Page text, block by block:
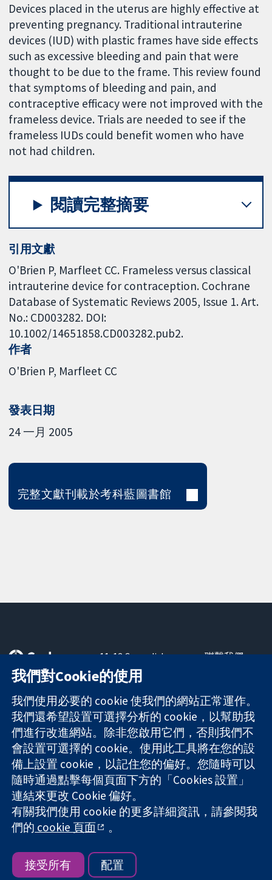
Devices placed in the uterus are highly effective at
preventing pregnancy. Traditional intrauterine
devices (IUD) with plastic frames have side effects
such as excessive bleeding and pain that were
thought to be due to the frame. This review found
that symptoms of bleeding and pain, and
contraceptive efficacy were not improved with the
frameless device. Trials are needed to see if the
frameless IUDs could benefit women who have
not had children.
閱讀完整摘要
引用文獻
O'Brien P, Marfleet CC. Frameless versus classical
intrauterine device for contraception. Cochrane
Database of Systematic Reviews 2005, Issue 1. Art.
No.: CD003282. DOI:
10.1002/14651858.CD003282.pub2.
作者
O'Brien P Marfleet CC
發表日期
24 一月 2005
完整文獻刊載於考科藍圖書館
可信任實證
知情決定
更完善的健康照
護
11-13 Cavendish
Square
London
W1G 0AN
United Kingdom
聯繫我們
關於我們
工作機會
Cochrane
Library
The Cochrane Collaboration is a charity (no. 1045921) and a
company limited by guarantee (no. 03044323) registered in
England & Wales. VAT registration number GB 718 2127 49.
版權所有 © 2026 The Cochrane Collaboration
我們對Cookie的使用
我們使用必要的 cookie 使我們的網站正常運作。
我們還希望設置可選擇分析的 cookie，以幫助我
們進行改進網站。除非您啟用它們，否則我們不
會設置可選擇的 cookie。使用此工具將在您的設
備上設置 cookie，以記住您的偏好。您隨時可以
隨時通過點擊每個頁面下方的「Cookies 設置」
連結來更改 Cookie 偏好。
有關我們使用 cookie 的更多詳細資訊，請參閱我
們的 cookie 頁面 。
接受所有 配置